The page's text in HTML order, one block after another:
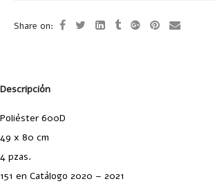
Share on:
Descripción
Poliéster 600D
49 x 80 cm
4 pzas.
151 en Catálogo 2020 – 2021